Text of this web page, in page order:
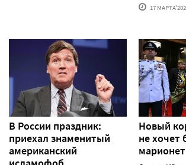
17
В России праздник:
приехал знаменитый
американский
Новый
не хочет